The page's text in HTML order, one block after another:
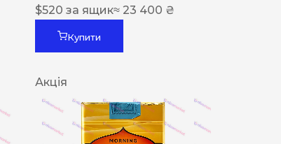
$520 за ящик≈ 23 400 ₴
Купити
Акція